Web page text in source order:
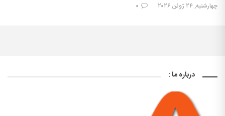
چهارشنبه, ۲۴ ژوئن ۲۰۲۶ ۰
درباره ما :